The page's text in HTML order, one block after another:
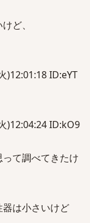
ど、
)12:01:18 ID:eYT
)12:04:24 ID:kO9
て調べてきたけ
は小さいけど